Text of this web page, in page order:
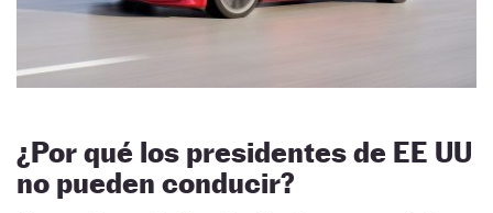
¿Por qué los presidentes de EE UU
no pueden conducir?